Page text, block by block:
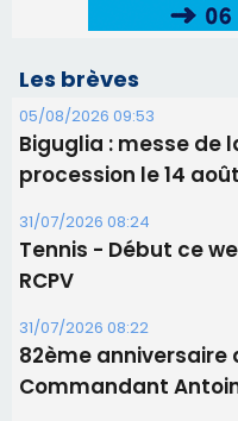
Les brèves
05/08/2026 09:53
Biguglia : messe de
procession le 14 août
31/07/2026 08:24
Tennis - Début ce
RCPV
31/07/2026 08:22
82ème anniversaire
Commandant